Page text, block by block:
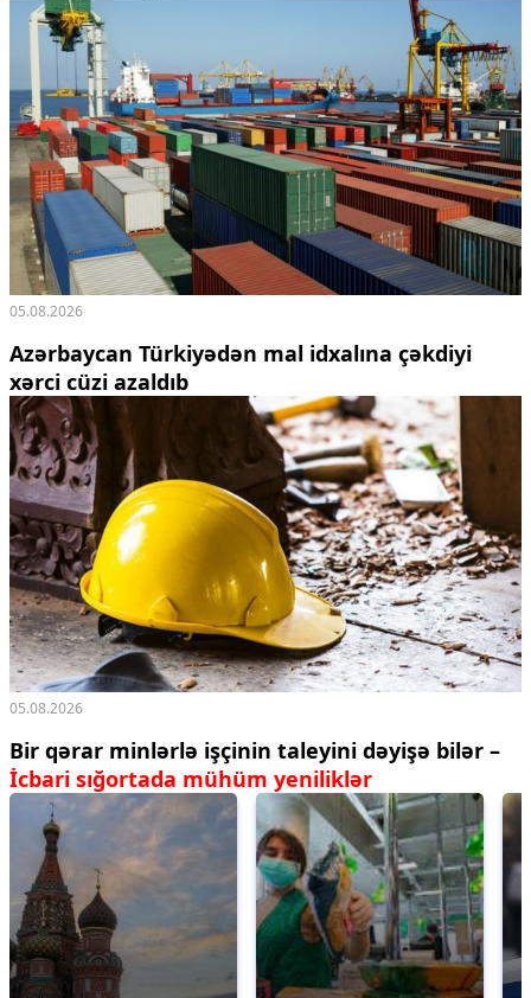
05.08.2026
Azərbaycan Türkiyədən mal idxalına çəkdiyi
xərci cüzi azaldıb
05.08.2026
Bir qərar minlərlə işçinin taleyini dəyişə bilər –
İcbari sığortada mühüm yeniliklər